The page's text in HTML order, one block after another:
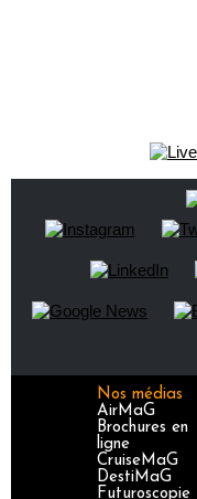
Nos médias
AirMaG
Brochures en
ligne
CruiseMaG
DestiMaG
Futuroscopie